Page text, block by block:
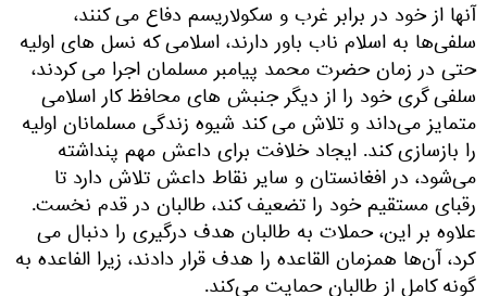
آنها از خود در برابر غرب و سکولاریسم دفاع می کنند،
سلفی‌ها به اسلام ناب باور دارند، اسلامی که نسل های اولیه
حتی در زمان حضرت محمد پیامبر مسلمان اجرا می کردند،
سلفی گری خود را از دیگر جنبش های محافظ کار اسلامی
متمایز می‌داند و تلاش می کند شیوه زندگی مسلمانان اولیه
را بازسازی کند. ایجاد خلافت برای داعش مهم پنداشته
می‌شود، در افغانستان و سایر نقاط داعش تلاش دارد تا
رقبای مستقیم خود را تضعیف کند، طالبان در قدم نخست.
علاوه بر این، حملات به طالبان هدف درگیری را دنبال می
کرد، آن‌ها همزمان القاعده را هدف قرار دادند، زیرا الفاعده به